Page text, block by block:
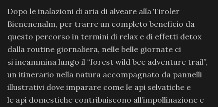
Dopo le inalazioni di aria di alveare alla Tiroler
Bienenenalm, per trarre un completo beneficio da
questo percorso in termini di relax e di effetti detox
dalla routine giornaliera, nelle belle giornate ci
si incammina lungo il “forest wild bee adventure trail”,
un itinerario nella natura accompagnato da pannelli
illustrativi dove imparare come le api selvatiche e
le api domestiche contribuiscono all’impollinazione e